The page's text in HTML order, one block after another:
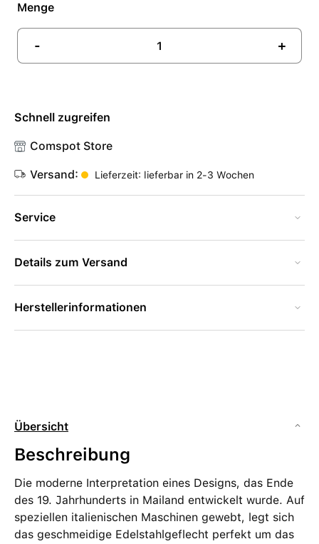
Menge
- +
Schnell zugreifen
Comspot Store
Versand: Lieferzeit: lieferbar in 2-3 Wochen
Service
Details zum Versand
Herstellerinformationen
Übersicht
Beschreibung
Die moderne Interpretation eines Designs, das Ende
des 19. Jahrhunderts in Mailand entwickelt wurde. Auf
speziellen italienischen Maschinen gewebt, legt sich
das geschmeidige Edelstahlgeflecht perfekt um das